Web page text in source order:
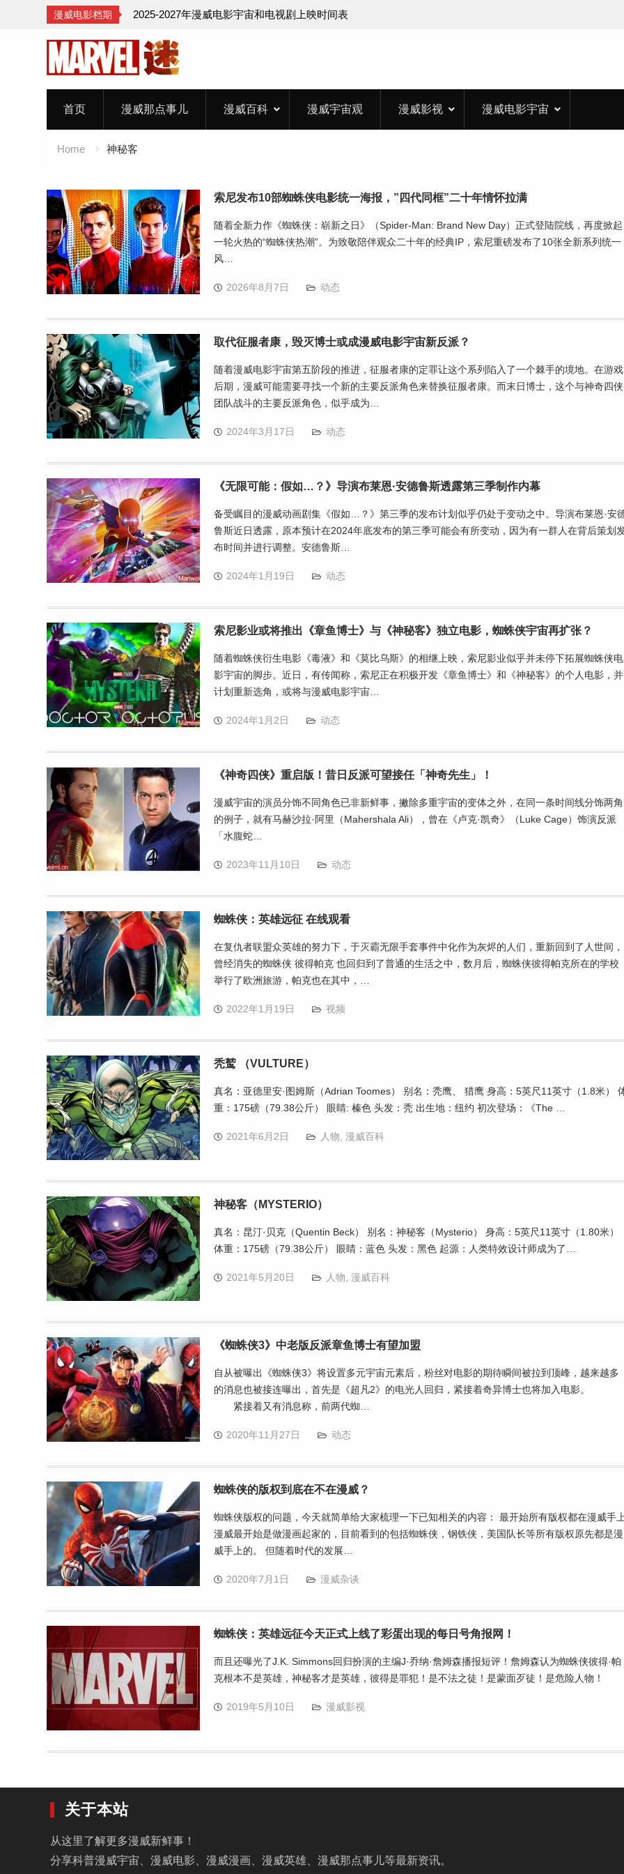
漫威电影档期
2025-2027年漫威电影宇宙和电视剧上映时间表
首页 漫威那点事儿 漫威百科 漫威宇宙观 漫威影视 漫威电影宇宙
Home 神秘客
索尼发布10部蜘蛛侠电影统一海报，”四代同框”二十年情怀拉满
随着全新力作《蜘蛛侠：崭新之日》（Spider-Man: Brand New Day）正式登陆院线，再度掀起
一轮火热的“蜘蛛侠热潮”。为致敬陪伴观众二十年的经典IP，索尼重磅发布了10张全新系列统一
风…
2026年8月7日 动态
取代征服者康，毁灭博士或成漫威电影宇宙新反派？
随着漫威电影宇宙第五阶段的推进，征服者康的定罪让这个系列陷入了一个棘手的境地。在游戏
后期，漫威可能需要寻找一个新的主要反派角色来替换征服者康。而末日博士，这个与神奇四侠
团队战斗的主要反派角色，似乎成为…
2024年3月17日 动态
《无限可能：假如…？》导演布莱恩·安德鲁斯透露第三季制作内幕
备受瞩目的漫威动画剧集《假如…？》第三季的发布计划似乎仍处于变动之中。导演布莱恩·安
鲁斯近日透露，原本预计在2024年底发布的第三季可能会有所变动，因为有一群人在背后策划
布时间并进行调整。安德鲁斯…
2024年1月19日 动态
索尼影业或将推出《章鱼博士》与《神秘客》独立电影，蜘蛛侠宇宙再扩张？
随着蜘蛛侠衍生电影《毒液》和《莫比乌斯》的相继上映，索尼影业似乎并未停下拓展蜘蛛侠电
影宇宙的脚步。近日，有传闻称，索尼正在积极开发《章鱼博士》和《神秘客》的个人电影，并
计划重新选角，或将与漫威电影宇宙…
2024年1月2日 动态
《神奇四侠》重启版！昔日反派可望接任「神奇先生」！
漫威宇宙的演员分饰不同角色已非新鲜事，撇除多重宇宙的变体之外，在同一条时间线分饰两角
的例子，就有马赫沙拉·阿里（Mahershala Ali），曾在《卢克·凯奇》（Luke Cage）饰演反派
「水腹蛇…
2023年11月10日 动态
蜘蛛侠：英雄远征 在线观看
在复仇者联盟众英雄的努力下，于灭霸无限手套事件中化作为灰烬的人们，重新回到了人世间，
曾经消失的蜘蛛侠 彼得帕克 也回归到了普通的生活之中，数月后，蜘蛛侠彼得帕克所在的学校
举行了欧洲旅游，帕克也在其中，…
2022年1月19日 视频
秃鹫 （VULTURE）
真名：亚德里安·图姆斯（Adrian Toomes） 别名：秃鹰、 猎鹰 身高：5英尺11英寸（1.8米）
重：175磅（79.38公斤） 眼睛: 榛色 头发：秃 出生地：纽约 初次登场：《The …
2021年6月2日 人物 漫威百科
神秘客（MYSTERIO）
真名：昆汀·贝克（Quentin Beck） 别名：神秘客（Mysterio） 身高：5英尺11英寸（1.80米）
体重：175磅（79.38公斤） 眼睛：蓝色 头发：黑色 起源：人类特效设计师成为了…
2021年5月20日 人物 漫威百科
《蜘蛛侠3》中老版反派章鱼博士有望加盟
自从被曝出《蜘蛛侠3》将设置多元宇宙元素后，粉丝对电影的期待瞬间被拉到顶峰，越来越多
的消息也被接连曝出，首先是《超凡2》的电光人回归，紧接着奇异博士也将加入电影。
紧接着又有消息称，前两代蜘…
2020年11月27日 动态
蜘蛛侠的版权到底在不在漫威？
蜘蛛侠版权的问题，今天就简单给大家梳理一下已知相关的内容： 最开始所有版权都在漫威手
漫威最开始是做漫画起家的，目前看到的包括蜘蛛侠，钢铁侠，美国队长等所有版权原先都是漫
威手上的。 但随着时代的发展…
2020年7月1日 漫威杂谈
蜘蛛侠：英雄远征今天正式上线了彩蛋出现的每日号角报网！
而且还曝光了J.K. Simmons回归扮演的主编J·乔纳·詹姆森播报短评！詹姆森认为蜘蛛侠彼得·帕
克根本不是英雄，神秘客才是英雄，彼得是罪犯！是不法之徒！是蒙面歹徒！是危险人物！
2019年5月10日 漫威影视
关于本站
从这里了解更多漫威新鲜事！
分享科普漫威宇宙、漫威电影、漫威漫画、漫威英雄、漫威那点事儿等最新资讯。